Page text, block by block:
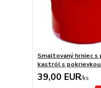
Smaltovaný hrniec
kastról s
39,00 EUR/ks